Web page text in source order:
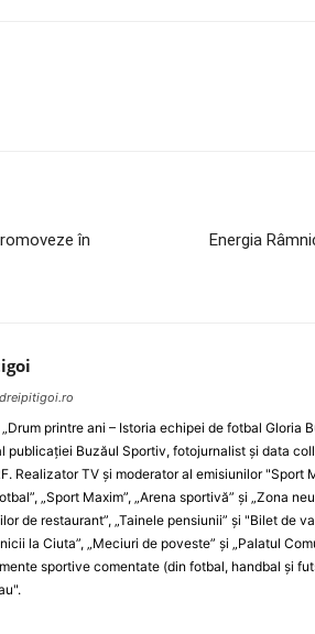
în
Energia
printre ani – Istoria echipei de fotbal Gloria
publicaţiei Buzăul Sportiv, fotojurnalist şi data
Realizator TV şi moderator al emisiunilor "Sport
„Sport Maxim”, „Arena sportivă” şi „Zona
de restaurant”, „Tainele pensiunii” şi "Bilet de
la Ciuta”, „Meciuri de poveste” şi „Palatul
sportive comentate (din fotbal, handbal şi